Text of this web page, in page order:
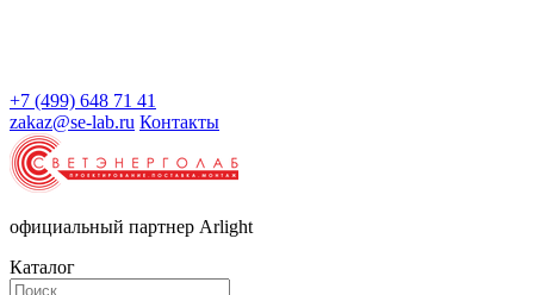
+7 (499) 648 71 41
zakaz@se-lab.ru Контакты
официальный партнер Arlight
Каталог